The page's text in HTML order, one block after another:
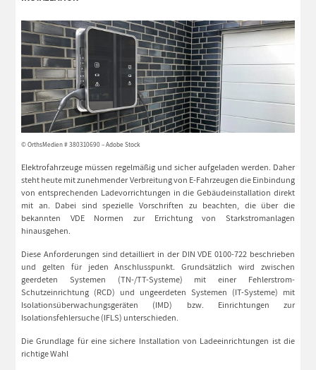
© OrthsMedien # 380310690 – Adobe Stock
Elektrofahrzeuge müssen regelmäßig und sicher aufgeladen werden. Daher
steht heute mit zunehmender Verbreitung von E-Fahrzeugen die Einbindung
von entsprechenden Ladevorrichtungen in die Gebäudeinstallation direkt
mit an. Dabei sind spezielle Vorschriften zu beachten, die über die
bekannten VDE Normen zur Errichtung von Starkstromanlagen
hinausgehen.
Diese Anforderungen sind detailliert in der DIN VDE 0100-722 beschrieben
und gelten für jeden Anschlusspunkt. Grundsätzlich wird zwischen
geerdeten Systemen (TN-/TT-Systeme) mit einer Fehlerstrom-
Schutzeinrichtung (RCD) und ungeerdeten Systemen (IT-Systeme) mit
Isolationsüberwachungsgeräten (IMD) bzw. Einrichtungen zur
Isolationsfehlersuche (IFLS) unterschieden.
Die Grundlage für eine sichere Installation von Ladeeinrichtungen ist die
richtige Wahl